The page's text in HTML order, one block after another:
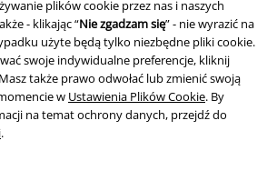
plików cookie przez nas i naszych
- klikając “Nie zgadzam się” - nie wyrazić na
użyte będą tylko niezbędne pliki cookie.
swoje indywidualne preferencje, kliknij
także prawo odwołać lub zmienić swoją
w Ustawienia Plików Cookie. By
na temat ochrony danych, przejdź do
.
i ochrona środowiska
dostępności